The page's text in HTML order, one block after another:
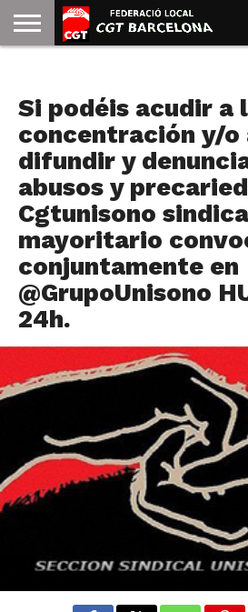
GOLDMAN
Si podéis acudir a
concentración y/o
difundir y
abusos y
Cgtunisono
mayoritario
conjuntamente en
@GrupoUnisono
24h.